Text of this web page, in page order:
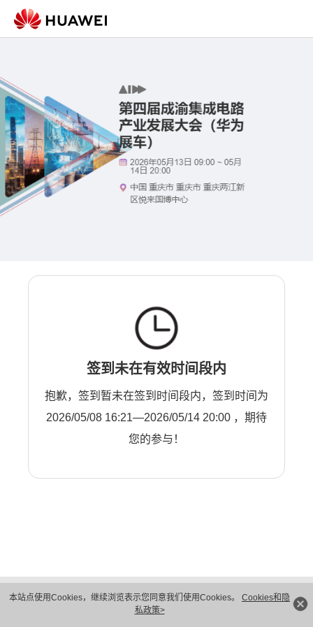
本站点使用Cookies，继续浏览表示您同意我们使用Cookies。 Cookies和隐
私政策>
签到未在有效时间段内
抱歉，签到暂未在签到时间段内，签到时间为
2026/05/08 16:21—2026/05/14 20:00 ，期待
您的参与！
隐私保护
法律声明